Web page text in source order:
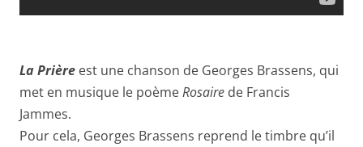
La Prière est une chanson de Georges Brassens, qui
met en musique le poèmeRosaire de Francis
Jammes.
Pour cela, Georges Brassens reprend le timbre qu’il